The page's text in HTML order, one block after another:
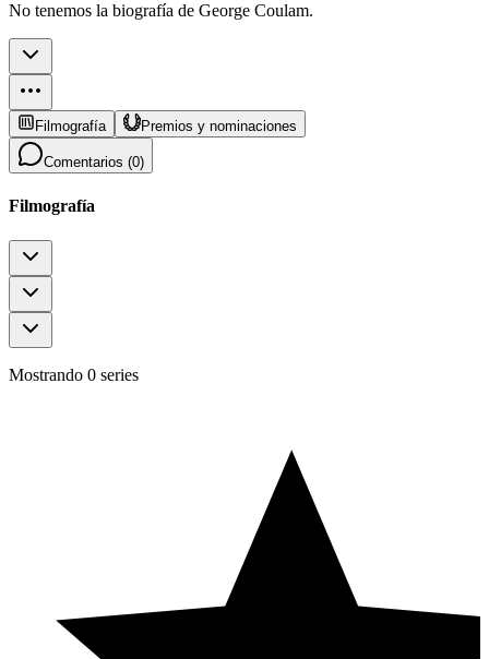
No tenemos la biografía de George Coulam.
Filmografía Premios y nominaciones
Comentarios (0)
Filmografía
Mostrando 0 series